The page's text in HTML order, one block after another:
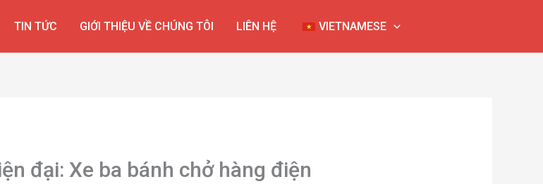
TIN TỨC GIỚI THIỆU VỀ CHÚNG TÔI LIÊN HỆ VIETNAMESE
đại: Xe ba bánh chở hàng điện